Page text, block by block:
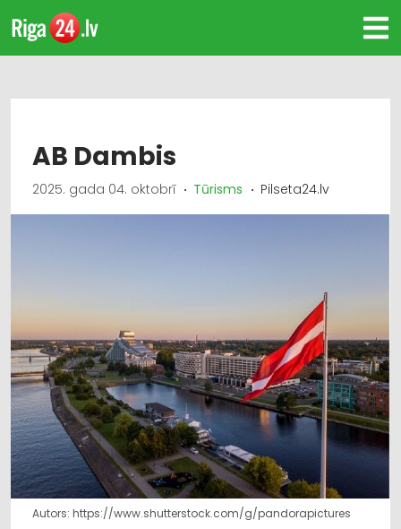
AB Dambis
2025. gada 04. oktobrī Tūrisms Pilseta24.lv
Autors: https://www.shutterstock.com/g/pandorapictures